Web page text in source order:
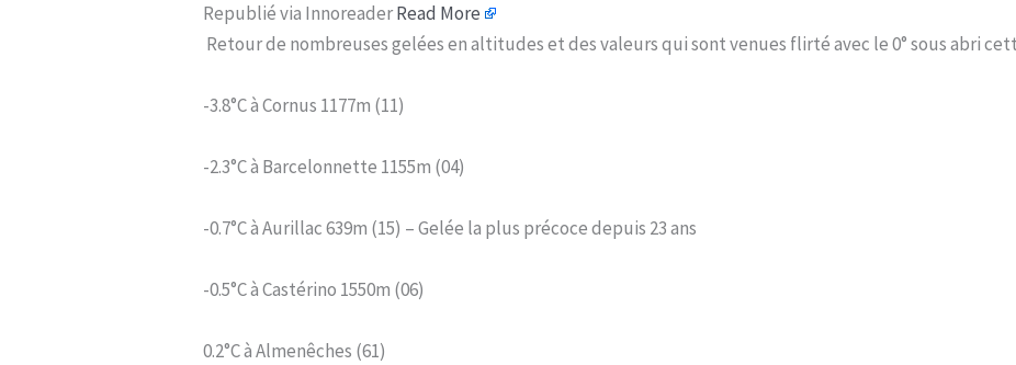
Republié via InnoreaderRead More
Retour de nombreuses gelées en altitudes et des valeurs qui sont venues flirté avec le 0° sous abri
-3.8°C à Cornus 1177m (11)
-2.3°C à Barcelonnette 1155m (04)
-0.7°C à Aurillac 639m (15) – Gelée la plus précoce depuis 23 ans
-0.5°C à Castérino 1550m (06)
0.2°C à Almenêches (61)